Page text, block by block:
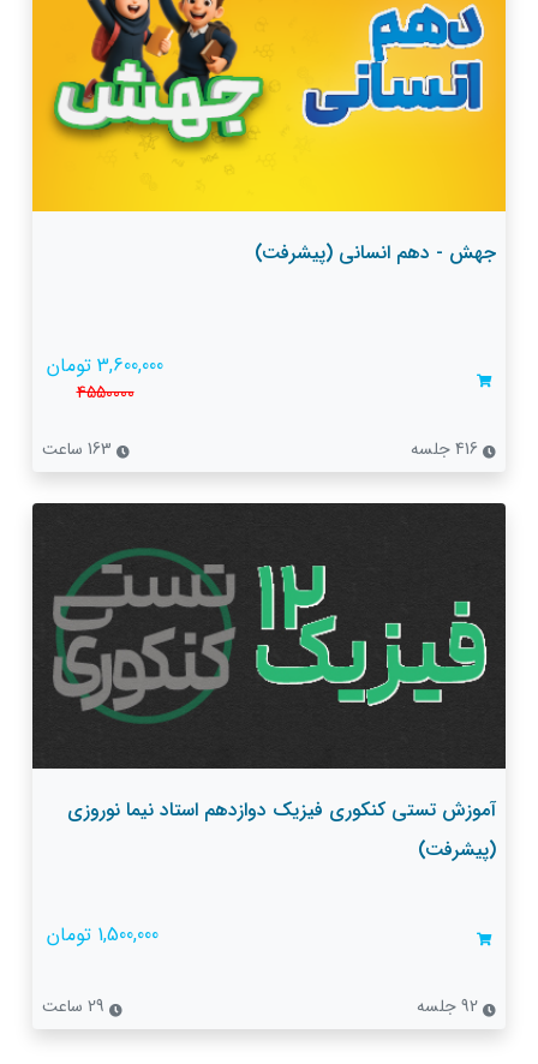
جهش - دهم انسانی (پیشرفت)
3,600,000 تومان
4550000
آموزش تستی کنکوری فیزیک دوازدهم استاد نیما نوروزی
(پیشرفت)
1,500,000 تومان